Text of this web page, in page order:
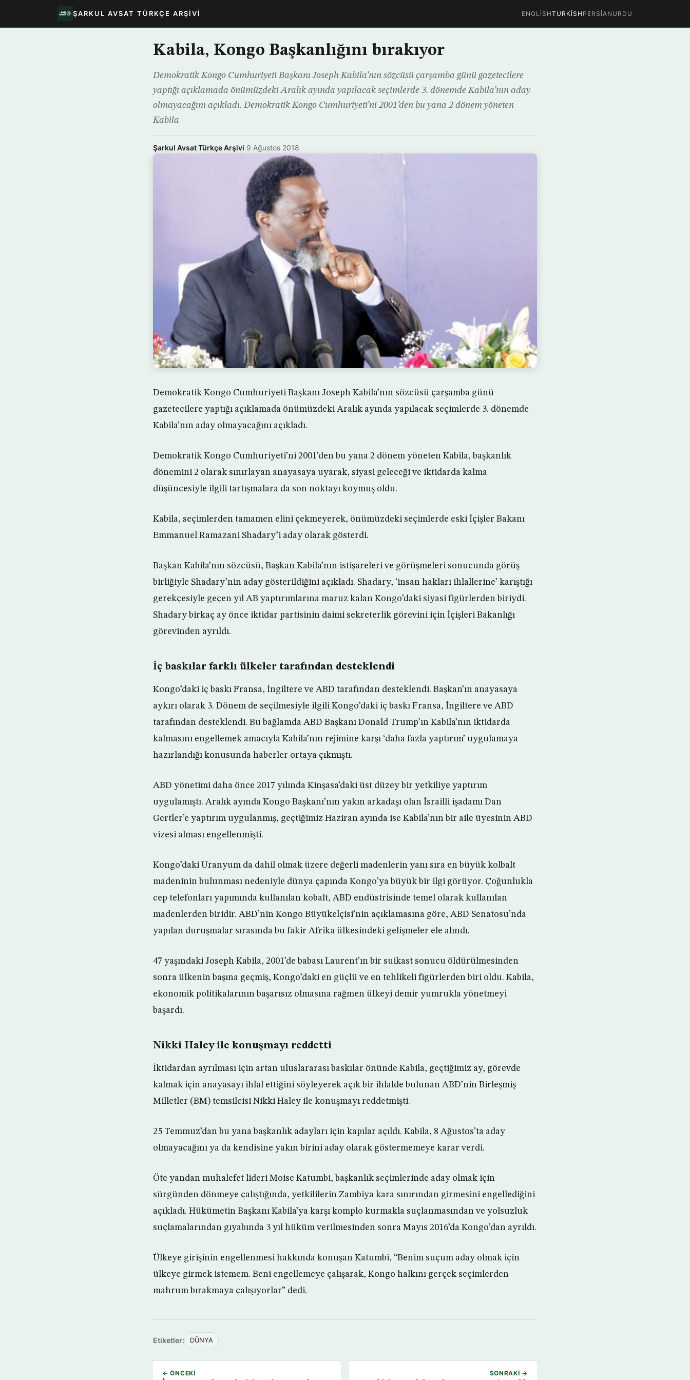
ŞARKUL AVSAT TÜRKÇE ARŞIVI ENGLISHTURKISH PERSIAN URDU
Kabila, Kongo Başkanlığını bırakıyor
Demokratik Kongo Cumhuriyeti Başkanı Joseph Kabila’nın sözcüsü çarşamba günü gazetecilere
yaptığı açıklamada önümüzdeki Aralık ayında yapılacak seçimlerde 3. dönemde Kabila’nın aday
olmayacağını açıkladı. Demokratik Kongo Cumhuriyeti’ni 2001’den bu yana 2 dönem yöneten
Kabila
Şarkul Avsat Türkçe Arşivi·9 Ağustos 2018
Demokratik Kongo Cumhuriyeti Başkanı Joseph Kabila’nın sözcüsü çarşamba günü
gazetecilere yaptığı açıklamada önümüzdeki Aralık ayında yapılacak seçimlerde 3. dönemde
Kabila’nın aday olmayacağını açıkladı.
Demokratik Kongo Cumhuriyeti’ni 2001’den bu yana 2 dönem yöneten Kabila, başkanlık
dönemini 2 olarak sınırlayan anayasaya uyarak, siyasi geleceği ve iktidarda kalma
düşüncesiyle ilgili tartışmalara da son noktayı koymuş oldu.
Kabila, seçimlerden tamamen elini çekmeyerek, önümüzdeki seçimlerde eski İçişler Bakanı
Emmanuel Ramazani Shadary’i aday olarak gösterdi.
Başkan Kabila’nın sözcüsü, Başkan Kabila’nın istişareleri ve görüşmeleri sonucunda görüş
birliğiyle Shadary’nin aday gösterildiğini açıkladı. Shadary, ‘insan hakları ihlallerine’ karıştığı
gerekçesiyle geçen yıl AB yaptırımlarına maruz kalan Kongo’daki siyasi figürlerden biriydi.
Shadary birkaç ay önce iktidar partisinin daimi sekreterlik görevini için İçişleri Bakanlığı
görevinden ayrıldı.
İç baskılar farklı ülkeler tarafından desteklendi
Kongo’daki iç baskı Fransa, İngiltere ve ABD tarafından desteklendi. Başkan’ın anayasaya
aykırı olarak 3. Dönem de seçilmesiyle ilgili Kongo’daki iç baskı Fransa, İngiltere ve ABD
tarafından desteklendi. Bu bağlamda ABD Başkanı Donald Trump’ın Kabila’nın iktidarda
kalmasını engellemek amacıyla Kabila’nın rejimine karşı ‘daha fazla yaptırım’ uygulamaya
hazırlandığı konusunda haberler ortaya çıkmıştı.
ABD yönetimi daha önce 2017 yılında Kinşasa’daki üst düzey bir yetkiliye yaptırım
uygulamıştı. Aralık ayında Kongo Başkanı’nın yakın arkadaşı olan İsrailli işadamı Dan
Gertler’e yaptırım uygulanmış, geçtiğimiz Haziran ayında ise Kabila’nın bir aile üyesinin ABD
vizesi alması engellenmişti.
Kongo’daki Uranyum da dahil olmak üzere değerli madenlerin yanı sıra en büyük kolbalt
madeninin bulunması nedeniyle dünya çapında Kongo’ya büyük bir ilgi görüyor. Çoğunlukla
cep telefonları yapımında kullanılan kobalt, ABD endüstrisinde temel olarak kullanılan
madenlerden biridir. ABD’nin Kongo Büyükelçisi’nin açıklamasına göre, ABD Senatosu’nda
yapılan duruşmalar sırasında bu fakir Afrika ülkesindeki gelişmeler ele alındı.
47 yaşındaki Joseph Kabila, 2001’de babası Laurent’ın bir suikast sonucu öldürülmesinden
sonra ülkenin başına geçmiş, Kongo’daki en güçlü ve en tehlikeli figürlerden biri oldu. Kabila,
ekonomik politikalarının başarısız olmasına rağmen ülkeyi demir yumrukla yönetmeyi
başardı.
Nikki Haley ile konuşmayı reddetti
İktidardan ayrılması için artan uluslararası baskılar önünde Kabila, geçtiğimiz ay, görevde
kalmak için anayasayı ihlal ettiğini söyleyerek açık bir ihlalde bulunan ABD’nin Birleşmiş
Milletler (BM) temsilcisi Nikki Haley ile konuşmayı reddetmişti.
25 Temmuz’dan bu yana başkanlık adayları için kapılar açıldı. Kabila, 8 Ağustos’ta aday
olmayacağını ya da kendisine yakın birini aday olarak göstermemeye karar verdi.
Öte yandan muhalefet lideri Moise Katumbi, başkanlık seçimlerinde aday olmak için
sürgünden dönmeye çalıştığında, yetkililerin Zambiya kara sınırından girmesini engellediğini
açıkladı. Hükümetin Başkanı Kabila’ya karşı komplo kurmakla suçlanmasından ve yolsuzluk
suçlamalarından gıyabında 3 yıl hüküm verilmesinden sonra Mayıs 2016’da Kongo’dan ayrıldı.
Ülkeye girişinin engellenmesi hakkında konuşan Katumbi, “Benim suçum aday olmak için
ülkeye girmek istemem. Beni engellemeye çalışarak, Kongo halkını gerçek seçimlerden
mahrum bırakmaya çalışıyorlar” dedi.
Etiketler: DÜNYA
← ÖNCEKI SONRAKI →